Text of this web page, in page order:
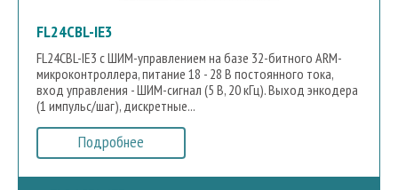
FL24CBL-IE3
FL24CBL-IE3 с ШИМ-управлением на базе 32-битного ARM-
микроконтроллера, питание 18 - 28 В постоянного тока,
вход управления - ШИМ-сигнал (5 В, 20 кГц). Выход энкодера
(1 импульс/шаг), дискретные...
Подробнее